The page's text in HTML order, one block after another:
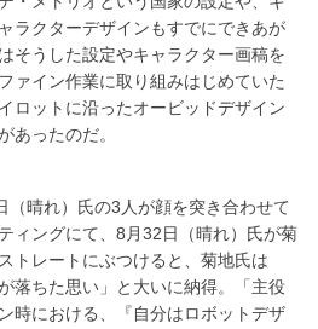
ラクターデザインもすでにできあが
そうした設定やキャラクター画稿を
ァイン作業に取り組みはじめていた
ロットに沿ったオービッドデザイン
あったのだ。
（晴れ）氏の3人が顔を突き合わせて
ィングにて、8月32日（晴れ）氏が菊
トレートにぶつけると、菊地氏は
落ちた思い」と大いに納得。「主役
時における、『自分はロボットデザ